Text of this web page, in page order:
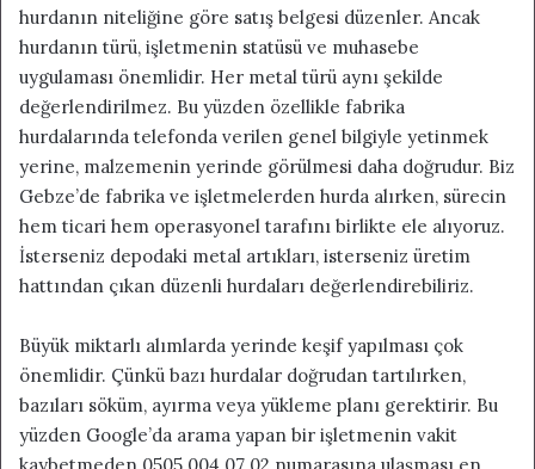
hurdanın niteliğine göre satış belgesi düzenler. Ancak
hurdanın türü, işletmenin statüsü ve muhasebe
uygulaması önemlidir. Her metal türü aynı şekilde
değerlendirilmez. Bu yüzden özellikle fabrika
hurdalarında telefonda verilen genel bilgiyle yetinmek
yerine, malzemenin yerinde görülmesi daha doğrudur. Biz
Gebze’de fabrika ve işletmelerden hurda alırken, sürecin
hem ticari hem operasyonel tarafını birlikte ele alıyoruz.
İsterseniz depodaki metal artıkları, isterseniz üretim
hattından çıkan düzenli hurdaları değerlendirebiliriz.
Büyük miktarlı alımlarda yerinde keşif yapılması çok
önemlidir. Çünkü bazı hurdalar doğrudan tartılırken,
bazıları söküm, ayırma veya yükleme planı gerektirir. Bu
yüzden Google’da arama yapan bir işletmenin vakit